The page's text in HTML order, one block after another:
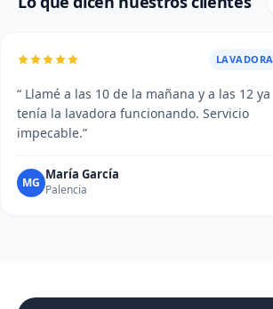
LAVADORA
“ Llamé a las 10 de la mañana y a las 12 ya
tenía la lavadora funcionando. Servicio
impecable.”
MG
María García
Palencia